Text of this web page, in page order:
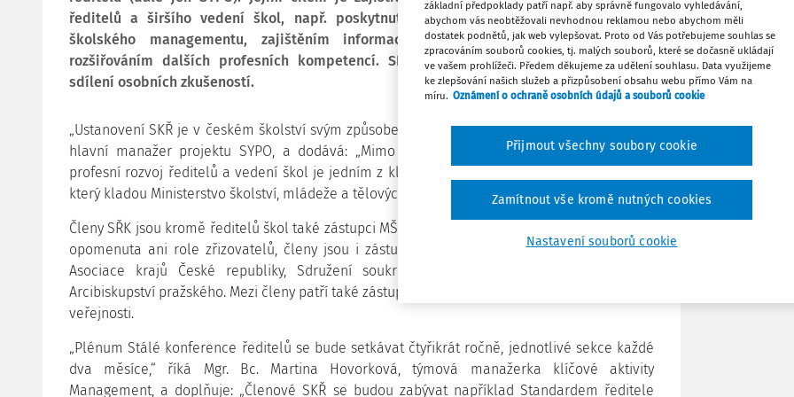
ředitelů a širšího vedení škol, např. poskytnutím průběžného vzdělávání v oblasti
školského managementu, zajištěním informací týkajících se vedení lidí nebo
rozšiřováním dalších profesních kompetencí. SKŘ chce také nabídnout prostor pro
sdílení osobních zkušeností.
„Ustanovení SKŘ je v českém školství svým způsobem přelomový krok,“ říká Mgr. Jiří Nekola,
hlavní manažer projektu SYPO, a dodává: „Mimo jiné poukazuje na to, že systematický
profesní rozvoj ředitelů a vedení škol je jedním z klíčových prvků vzdělávacího systému, na
který kladou Ministerstvo školství, mládeže a tělovýchovy i zřizovatelé škol velký důraz.“
Členy SŘK jsou kromě ředitelů škol také zástupci MŠMT, ČŠI, NÚV a NIDV. Při sestavení nebyla
opomenuta ani role zřizovatelů, členy jsou i zástupci Svazu měst a obcí České republiky,
Asociace krajů České republiky, Sdružení soukromých škol Čech, Moravy a Slezska,
Arcibiskupství pražského. Mezi členy patří také zástupci vysokých škol a odborné pedagogické
veřejnosti.
„Plénum Stálé konference ředitelů se bude setkávat čtyřikrát ročně, jednotlivé sekce každé
dva měsíce,“ říká Mgr. Bc. Martina Hovorková, týmová manažerka klíčové aktivity
Management, a doplňuje: „Členové SKŘ se budou zabývat například Standardem ředitele
Tisknout
základní předpoklady patří např. aby správně fungovalo vyhledávání,
abychom vás neobtěžovali nevhodnou reklamou nebo abychom měli
dostatek podnětů, jak web vylepšovat. Proto od Vás potřebujeme souhlas se
zpracováním souborů cookies, tj. malých souborů, které se dočasně ukládají
ve vašem prohlížeči. Předem děkujeme za udělení souhlasu. Data využijeme
ke zlepšování našich služeb a přizpůsobení obsahu webu přímo Vám na
míru. Oznámení o ochraně osobních údajů a souborů cookie
Nastavení souborů cookie
Zamítnout vše kromě nutných cookies
Přijmout všechny soubory cookie